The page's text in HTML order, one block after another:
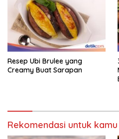
Resep Ubi Brulee yang
Creamy Buat Sarapan
Rekomendasi untuk kamu